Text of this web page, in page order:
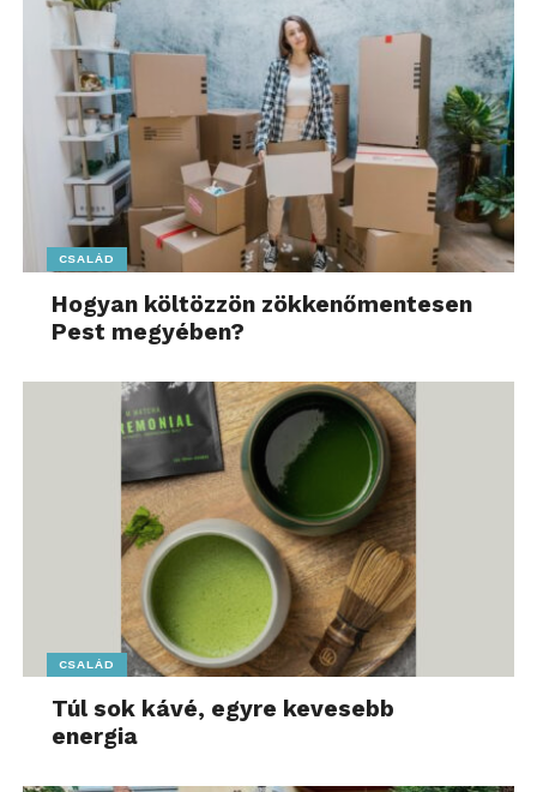
CSALÁD
Hogyan költözzön zökkenőmentesen
Pest megyében?
CSALÁD
Túl sok kávé, egyre kevesebb
energia